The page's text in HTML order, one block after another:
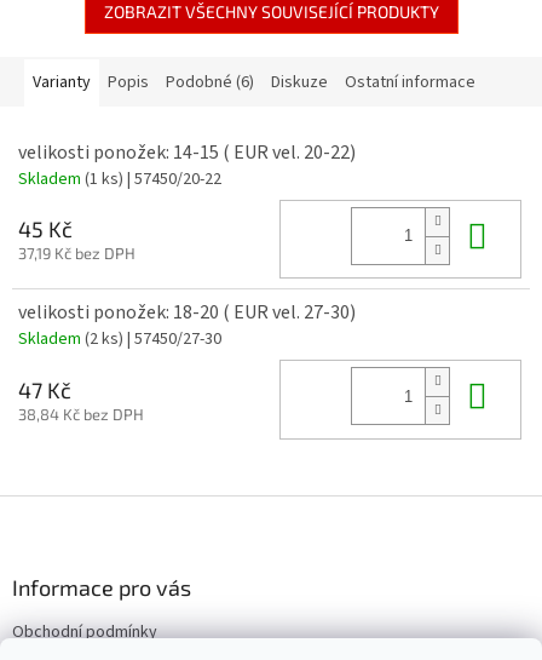
ZOBRAZIT VŠECHNY SOUVISEJÍCÍ PRODUKTY
Varianty Popis Podobné (6) Diskuze Ostatní informace
velikosti ponožek: 14-15 ( EUR vel. 20-22)
Skladem (1 ks) | 57450/20-22
45 Kč
37,19 Kč bez DPH
velikosti ponožek: 18-20 ( EUR vel. 27-30)
Skladem (2 ks) | 57450/27-30
47 Kč
38,84 Kč bez DPH
í
Informace pro vás
Obchodní podmínky